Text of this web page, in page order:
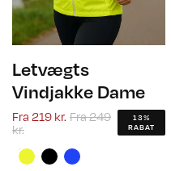
Letvægts
Vindjakke Dame
Fra 219 kr. Fra249
kr.
13%
RABAT